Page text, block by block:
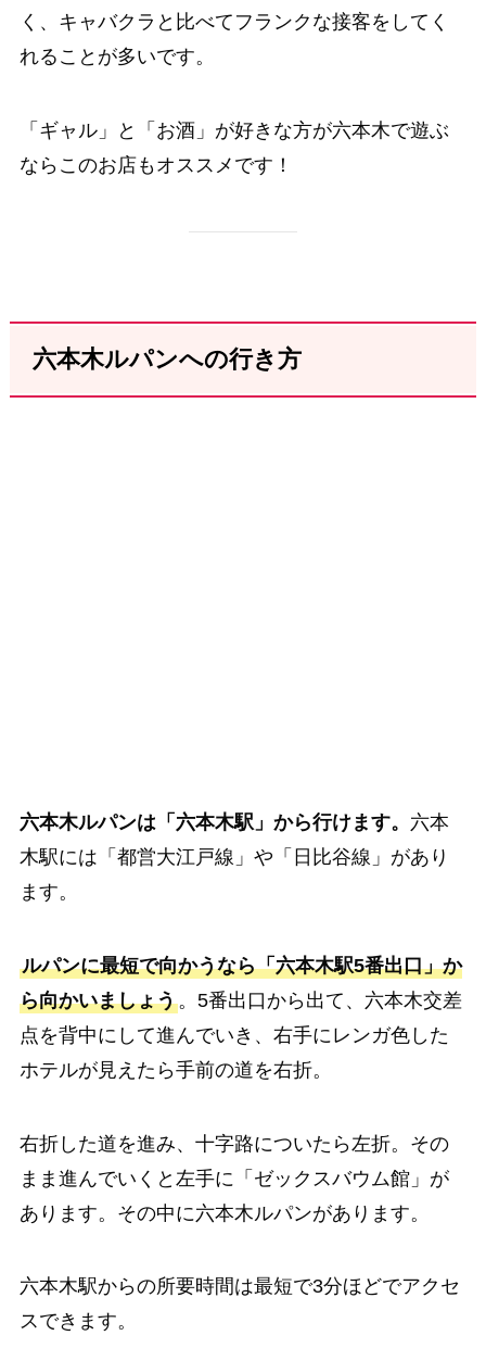
く、キャバクラと比べてフランクな接客をしてく
れることが多いです。
「ギャル」と「お酒」が好きな方が六本木で遊ぶ
ならこのお店もオススメです！
六本木ルパンへの行き方
六本木ルパンは「六本木駅」から行けます。 六本
木駅には「都営大江戸線」や「日比谷線」があり
ます。
ルパンに最短で向かうなら「六本木駅5番出口」か
ら向かいましょう。5番出口から出て、六本木交差
点を背中にして進んでいき、右手にレンガ色した
ホテルが見えたら手前の道を右折。
右折した道を進み、十字路についたら左折。その
まま進んでいくと左手に「ゼックスバウム館」が
あります。その中に六本木ルパンがあります。
六本木駅からの所要時間は最短で3分ほどでアクセ
スできます。